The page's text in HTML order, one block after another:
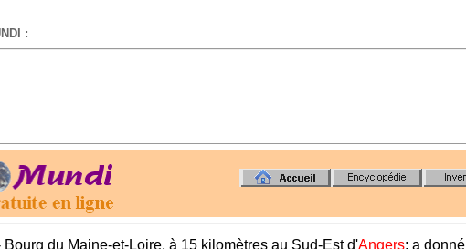
:
Bourg du Maine-et-Loire, à 15 kilomètres au Sud-Est d'Angers; a donné